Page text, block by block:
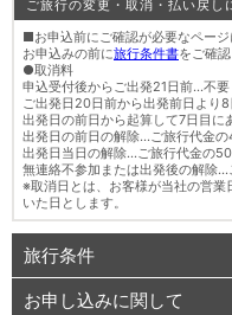
ご旅行の変更・取消・払い戻し
■お申込前にご確認が必要なページ
お申込みの前に旅行条件書をご確認
●取消料
申込受付後からご出発21日前…不要
ご出発日20日前から出発前日より
出発日の前日から起算して7日目
出発日の前日の解除…ご旅行代金の
出発日当日の解除…ご旅行代金の
無連絡不参加または出発後の解除…
※取消日とは、お客様が当社の営
いた日とします。
旅行条件
お申し込みに関して